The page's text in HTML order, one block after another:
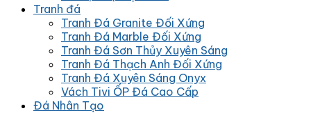
Tranh đá
Tranh Đá Granite Đối Xứng
Tranh Đá Marble Đối Xứng
Tranh Đá Sơn Thủy Xuyên Sáng
Tranh Đá Thạch Anh Đối Xứng
Tranh Đá Xuyên Sáng Onyx
Vách Tivi ỐP Đá Cao Cấp
Đá Nhân Tạo